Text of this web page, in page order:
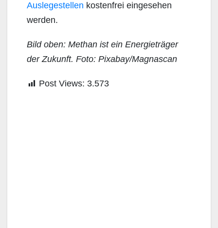
Auslegestellen kostenfrei eingesehen
werden.
Bild oben: Methan ist ein Energieträger
der Zukunft. Foto: Pixabay/Magnascan
Post Views: 3.573